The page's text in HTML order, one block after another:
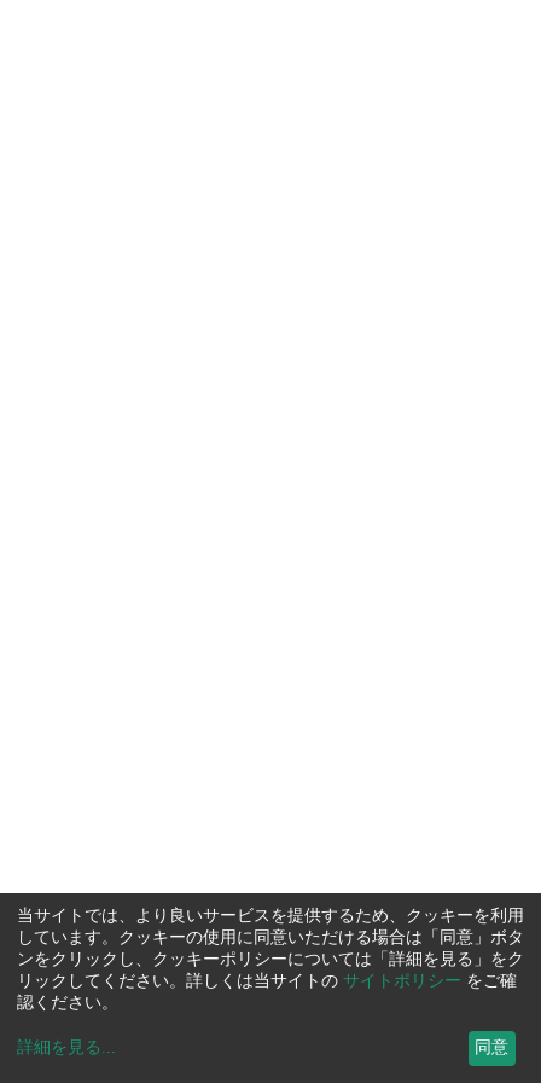
当サイトでは、より良いサービスを提供するため、クッキーを利用
しています。クッキーの使用に同意いただける場合は「同意」ボタ
ンをクリックし、クッキーポリシーについては「詳細を見る」をク
リックしてください。詳しくは当サイトの サイトポリシー をご確
認ください。
詳細を見る ... 同意